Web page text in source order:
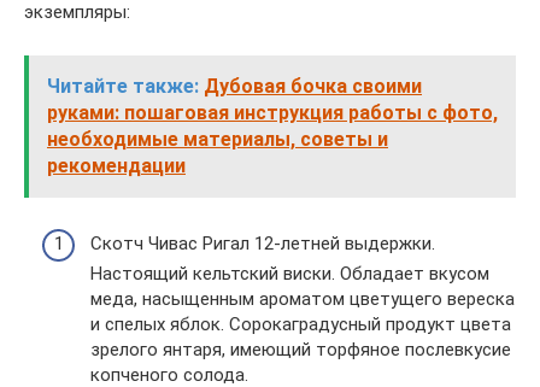
экземпляры:
Читайте также: Дубовая бочка своими
руками: пошаговая инструкция работы с фото,
необходимые материалы, советы и
рекомендации
Скотч Чивас Ригал 12-летней выдержки.
Настоящий кельтский виски. Обладает вкусом
меда, насыщенным ароматом цветущего вереска
и спелых яблок. Сорокаградусный продукт цвета
зрелого янтаря, имеющий торфяное послевкусие
копченого солода.